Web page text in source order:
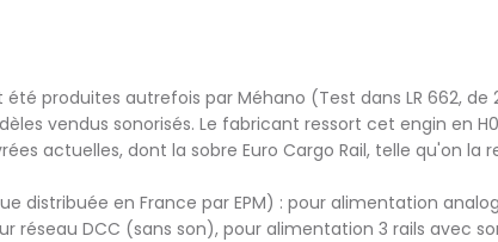
été produites autrefois par Méhano (Test dans LR 662,
vendus sonorisés. Le fabricant ressort cet engin en
actuelles, dont la sobre Euro Cargo Rail, telle qu'on la
distribuée en France par EPM) : pour alimentation
réseau DCC (sans son), pour alimentation 3 rails avec